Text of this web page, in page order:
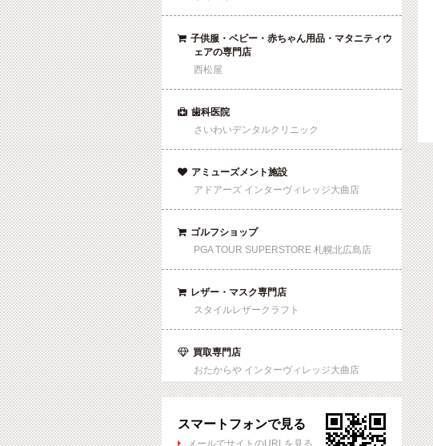
 子供服・ベビー・赤ちゃん用品・マタニティウ
ェアの専門店
西松屋
 歯科医院
さいわいデンタルクリニック
 アミューズメント施設
アドアーズ インターヴィレッジ大曲店
 ゴルフショップ
PGA TOUR SUPERSTORE 札幌北広島店
 レザー・マスク専門店
スタイルレザークラフト
 買取専門店
おたからや インターヴィレッジ大曲店
スマートフォンで見る
 メールでサイトのURLを見る